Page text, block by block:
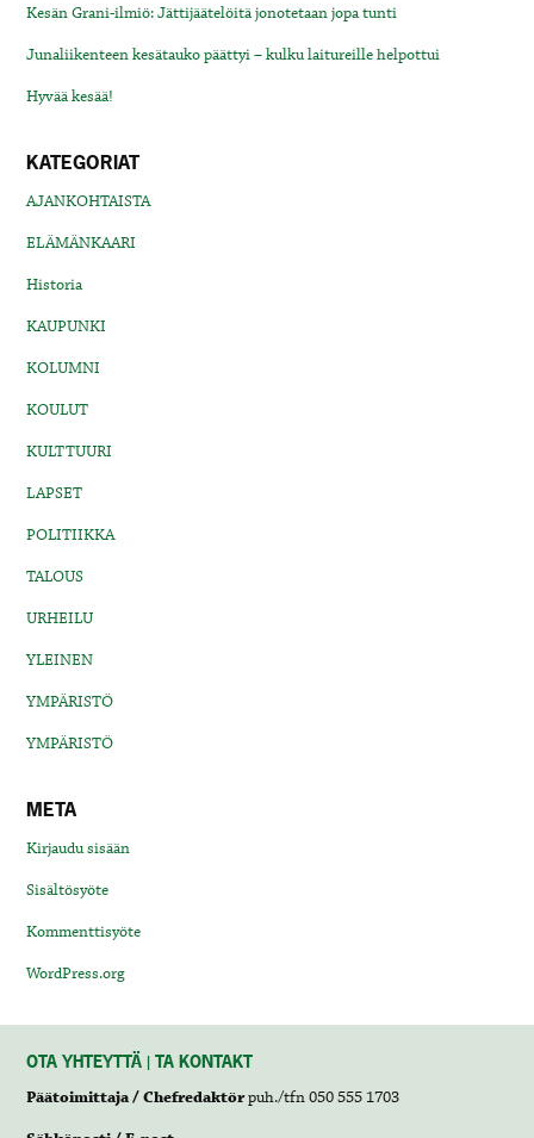
Kesän Grani-ilmiö: Jättijäätelöitä jonotetaan jopa tunti
Junaliikenteen kesätauko päättyi – kulku laitureille helpottui
Hyvää kesää!
KATEGORIAT
AJANKOHTAISTA
ELÄMÄNKAARI
Historia
KAUPUNKI
KOLUMNI
KOULUT
KULTTUURI
LAPSET
POLITIIKKA
TALOUS
URHEILU
YLEINEN
YMPÄRISTÖ
YMPÄRISTÖ
META
Kirjaudu sisään
Sisältösyöte
Kommenttisyöte
WordPress.org
OTA YHTEYTTÄ | TA KONTAKT
Päätoimittaja / Chefredaktörpuh./tfn 050 555 1703